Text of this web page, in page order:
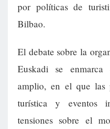
por políticas de
Bilbao.
El debate sobre la
Euskadi se
amplio, en el que las
turística y eventos
tensiones sobre el